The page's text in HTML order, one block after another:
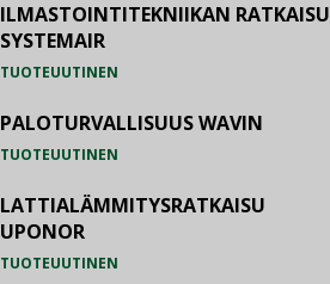
ILMASTOINTITEKNIIKAN RATKAISU
SYSTEMAIR
TUOTEUUTINEN
PALOTURVALLISUUS WAVIN
TUOTEUUTINEN
LATTIALÄMMITYSRATKAISU
UPONOR
TUOTEUUTINEN